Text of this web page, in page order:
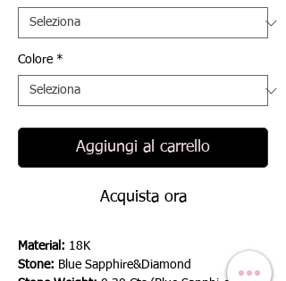
Colore *
Aggiungi al carrello
Acquista ora
Material: 18K
Stone: Blue Sapphire&Diamond